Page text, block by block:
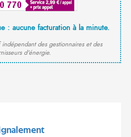
: aucune facturation à la minute.
des gestionnaires et des
d'énergie.